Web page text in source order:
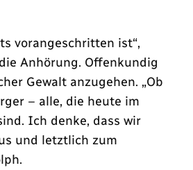
vorangeschritten ist“,
Anhörung. Offenkundig
Gewalt anzugehen. „Ob
– alle, die heute im
Ich denke, dass wir
und letztlich zum